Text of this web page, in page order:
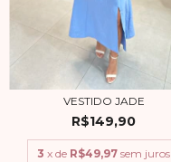
VESTIDO JADE
R$149,90
3 x de R$49,97 sem juros